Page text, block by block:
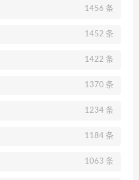
1456 条
1452 条
1422 条
1370 条
1234 条
1184 条
1063 条